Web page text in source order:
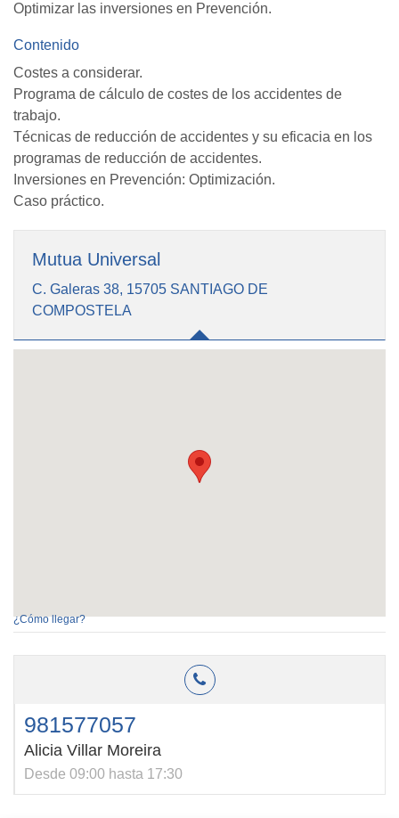
Optimizar las inversiones en Prevención.
Contenido
Costes a considerar.
Programa de cálculo de costes de los accidentes de
trabajo.
Técnicas de reducción de accidentes y su eficacia en los
programas de reducción de accidentes.
Inversiones en Prevención: Optimización.
Caso práctico.
Mutua Universal
C. Galeras 38, 15705 SANTIAGO DE
COMPOSTELA
¿Cómo llegar?
981577057
Alicia Villar Moreira
Desde 09:00 hasta 17:30